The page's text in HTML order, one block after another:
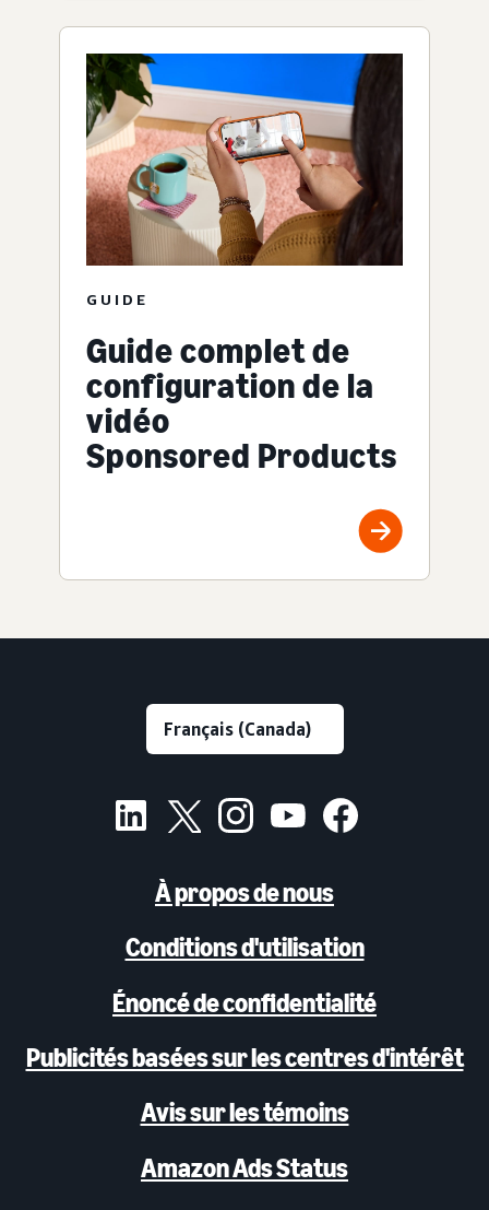
GUIDE
Guide complet de
configuration de la
vidéo
Sponsored Products
À propos de nous
Conditions d'utilisation
Énoncé de confidentialité
Publicités basées sur les centres d'intérêt
Avis sur les témoins
Amazon Ads Status